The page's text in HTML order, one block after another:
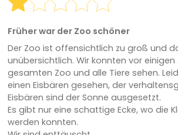
Früher war der Zoo schöner
Der Zoo ist offensichtlich zu groß und
unübersichtlich. Wir konnten vor
gesamten Zoo und alle Tiere sehen.
einen Eisbären gesehen, der
Eisbären sind der Sonne ausgesetzt.
Es gibt nur eine schattige Ecke, wo die
werden konnten.